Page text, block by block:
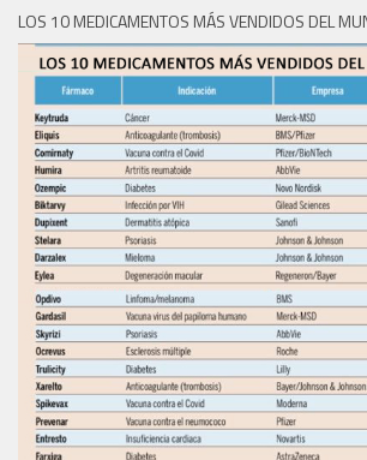
LOS 10 MEDICAMENTOS MÁS VENDIDOS DEL